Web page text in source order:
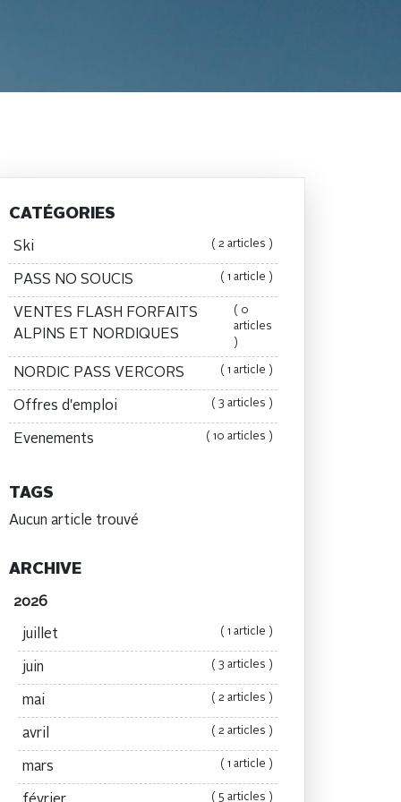
CATÉGORIES
Ski ( 2 articles )
PASS NO SOUCIS ( 1 article )
VENTES FLASH FORFAITS
ALPINS ET NORDIQUES
( 0
articles
)
NORDIC PASS VERCORS ( 1 article )
Offres d'emploi ( 3 articles )
Evenements ( 10 articles )
TAGS
Aucun article trouvé
ARCHIVE
2026
juillet ( 1 article )
juin ( 3 articles )
mai ( 2 articles )
avril ( 2 articles )
mars ( 1 article )
( 5 articles )